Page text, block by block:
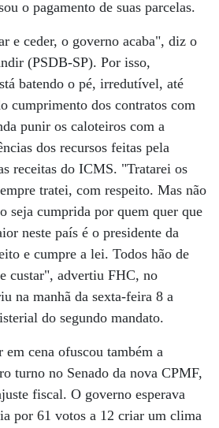
o pagamento de suas parcelas.
e ceder, o governo acaba", diz o
(PSDB-SP). Por isso,
batendo o pé, irredutível, até
cumprimento dos contratos com
punir os caloteiros com a
dos recursos feitas pela
receitas do ICMS. "Tratarei os
tratei, com respeito. Mas não
seja cumprida por quem quer que
neste país é o presidente da
e cumpre a lei. Todos hão de
custar", advertiu FHC, no
na manhã da sexta-feira 8 a
do segundo mandato.
em cena ofuscou também a
turno no Senado da nova CPMF,
fiscal. O governo esperava
por 61 votos a 12 criar um clima